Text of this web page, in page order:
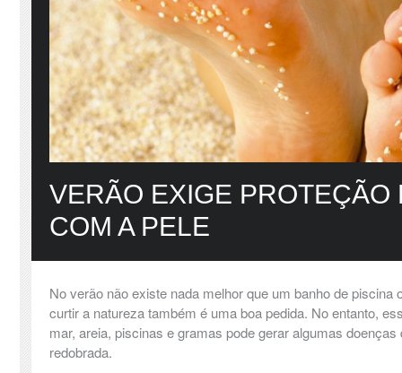
VERÃO EXIGE PROTEÇÃO
COM A PELE
No verão não existe nada melhor que um banho de piscina
curtir a natureza também é uma boa pedida. No entanto,
mar, areia, piscinas e gramas pode gerar algumas
redobrada.